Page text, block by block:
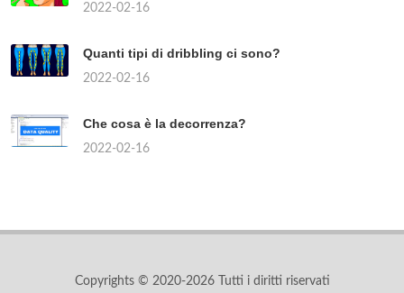
2022-02-16
Quanti tipi di dribbling ci sono?
2022-02-16
Che cosa è la decorrenza?
2022-02-16
Copyrights © 2020-2026 Tutti i diritti riservati